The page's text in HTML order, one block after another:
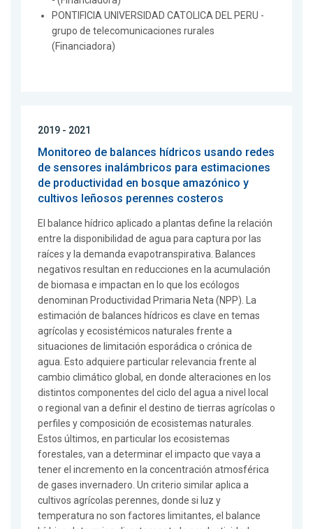
PONTIFICIA UNIVERSIDAD CATOLICA DEL PERU -
grupo de telecomunicaciones rurales
(Financiadora)
2019 - 2021
Monitoreo de balances hídricos usando redes
de sensores inalámbricos para estimaciones
de productividad en bosque amazónico y
cultivos leñosos perennes costeros
El balance hídrico aplicado a plantas define la relación
entre la disponibilidad de agua para captura por las
raíces y la demanda evapotranspirativa. Balances
negativos resultan en reducciones en la acumulación
de biomasa e impactan en lo que los ecólogos
denominan Productividad Primaria Neta (NPP). La
estimación de balances hídricos es clave en temas
agrícolas y ecosistémicos naturales frente a
situaciones de limitación esporádica o crónica de
agua. Esto adquiere particular relevancia frente al
cambio climático global, en donde alteraciones en los
distintos componentes del ciclo del agua a nivel local
o regional van a definir el destino de tierras agrícolas o
perfiles y composición de ecosistemas naturales.
Estos últimos, en particular los ecosistemas
forestales, van a determinar el impacto que vaya a
tener el incremento en la concentración atmosférica
de gases invernadero. Un criterio similar aplica a
cultivos agrícolas perennes, donde si luz y
temperatura no son factores limitantes, el balance